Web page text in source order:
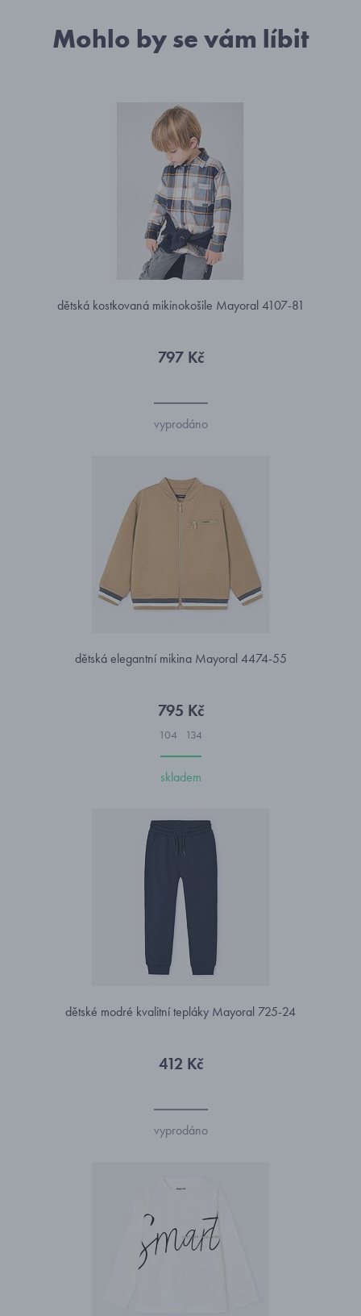
Mohlo by se vám líbit
dětská kostkovaná mikinokošile Mayoral 4107-81
797 Kč
vyprodáno
dětská elegantní mikina Mayoral 4474-55
795 Kč
104 134
skladem
dětské modré kvalitní tepláky Mayoral 725-24
412 Kč
vyprodáno